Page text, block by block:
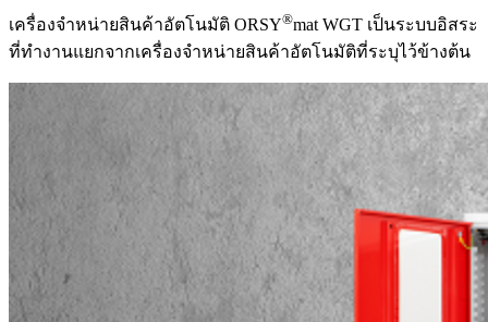
เครื่องจำหน่ายสินค้าอัตโนมัติ ORSY®mat WGT เป็นระบบอิสระ
ที่ทำงานแยกจากเครื่องจำหน่ายสินค้าอัตโนมัติที่ระบุไว้ข้างต้น